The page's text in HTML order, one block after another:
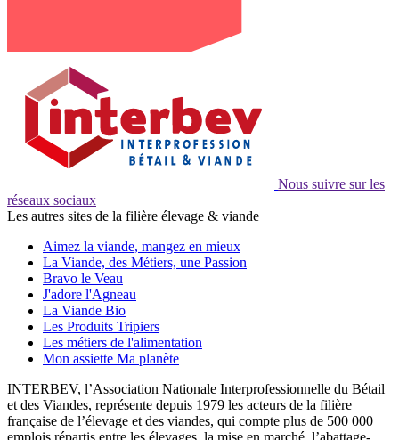
Nous suivre sur les
réseaux sociaux
Les autres sites de la filière élevage & viande
Aimez la viande, mangez en mieux
La Viande, des Métiers, une Passion
Bravo le Veau
J'adore l'Agneau
La Viande Bio
Les Produits Tripiers
Les métiers de l'alimentation
Mon assiette Ma planète
INTERBEV, l’Association Nationale Interprofessionnelle du Bétail
et des Viandes, représente depuis 1979 les acteurs de la filière
française de l’élevage et des viandes, qui compte plus de 500 000
emplois répartis entre les élevages, la mise en marché, l’abattage-